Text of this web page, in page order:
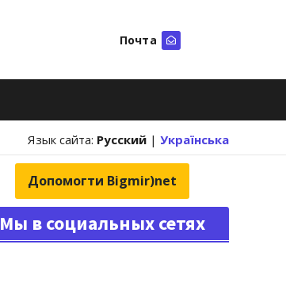
Почта
Язык сайта: Русский | Українська
Допомогти Bigmir)net
Мы в социальных сетях